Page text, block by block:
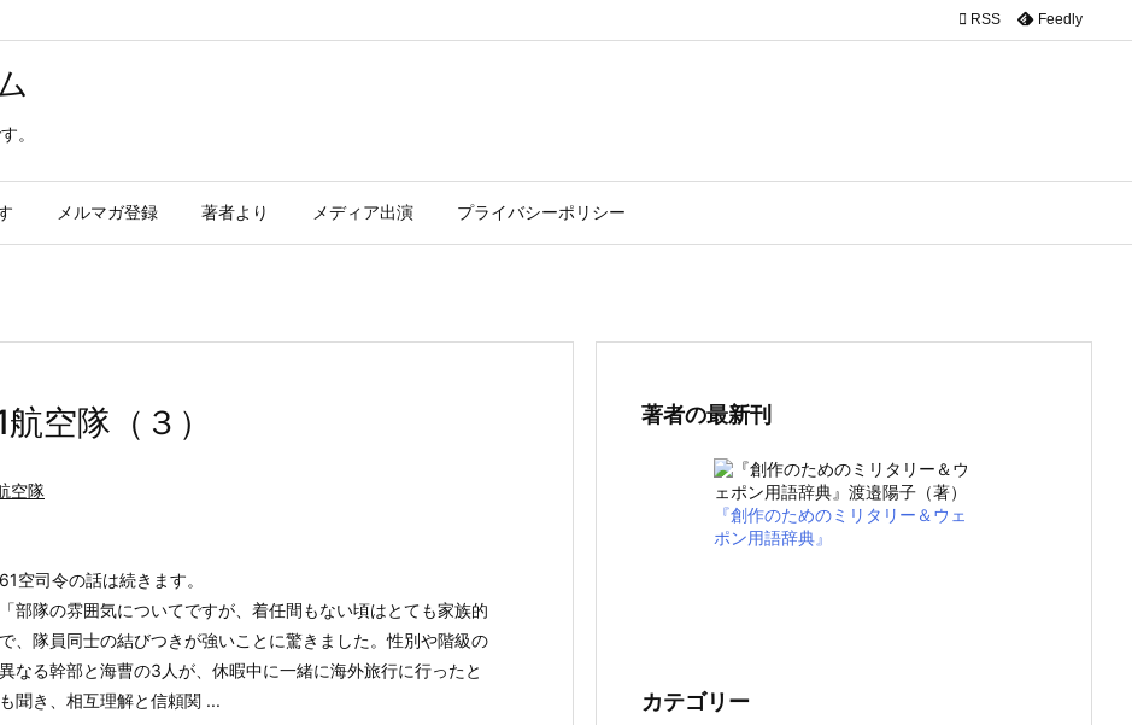
。
メルマガ登録 著者より メディア出演 プライバシーポリシー
 RSS Feedly
空隊（３）
空隊
61空司令の話は続きます。
「部隊の雰囲気についてですが、着任間もない頃はとても家族的
で、隊員同士の結びつきが強いことに驚きました。性別や階級の
異なる幹部と海曹の3人が、休暇中に一緒に海外旅行に行ったと
も聞き、相互理解と信頼関 ...
著者の最新刊
『創作のためのミリタリー＆ウェ
ポン用語辞典』
カテゴリー